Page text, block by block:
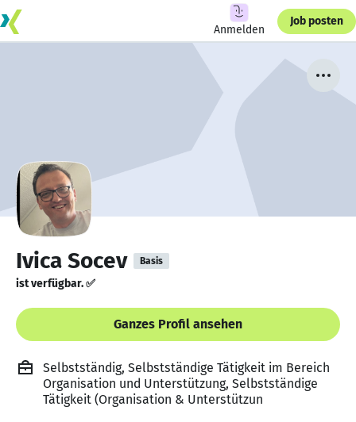
Anmelden
Job posten
Ivica Socev Basis
ist verfügbar. ✅
Ganzes Profil ansehen
Selbstständig, Selbstständige Tätigkeit im Bereich
Organisation und Unterstützung, Selbstständige
Tätigkeit (Organisation & Unterstützun